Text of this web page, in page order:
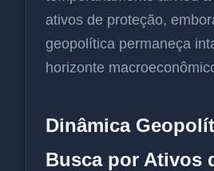
ativos de proteção,
geopolítica permaneça
horizonte
Dinâmica
Busca por Ativos